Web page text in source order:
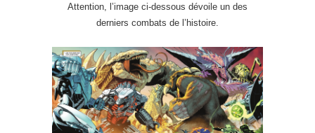
Attention, l’image ci-dessous dévoile un des
derniers combats de l’histoire.